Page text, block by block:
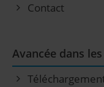
Contact
Avancée dans